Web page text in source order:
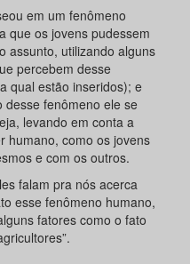
em um fenômeno
que os jovens pudessem
assunto, utilizando alguns
percebem desse
qual estão inseridos); e
fenômeno ele se
levando em conta a
humano, como os jovens
e com os outros.
falam pra nós acerca
esse fenômeno humano,
fatores como o fato